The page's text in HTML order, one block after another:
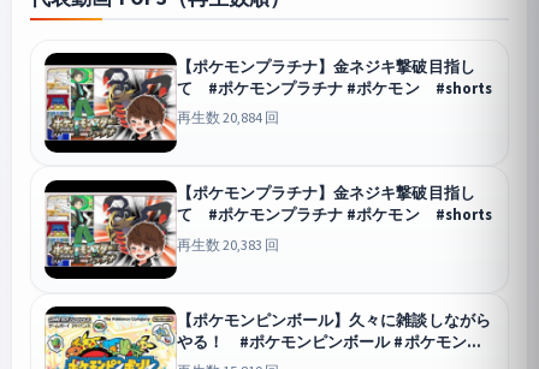
【ポケモンプラチナ】金ネジキ撃破目指し
て #ポケモンプラチナ #ポケモン #shorts
再生数 20,884 回
【ポケモンプラチナ】金ネジキ撃破目指し
て #ポケモンプラチナ #ポケモン #shorts
再生数 20,383 回
【ポケモンピンボール】久々に雑談しながら
やる！ #ポケモンピンボール #ポケモン
#shorts